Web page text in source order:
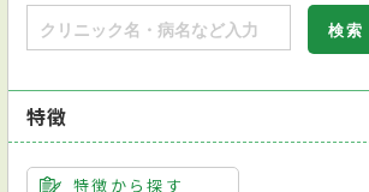
特徴
特徴から探す